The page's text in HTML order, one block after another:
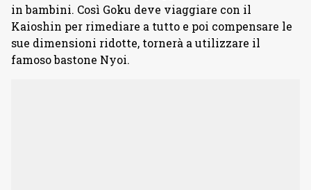
in bambini. Così Goku deve viaggiare con il
Kaioshin per rimediare a tutto e poi compensare le
sue dimensioni ridotte, tornerà a utilizzare il
famoso bastone Nyoi.